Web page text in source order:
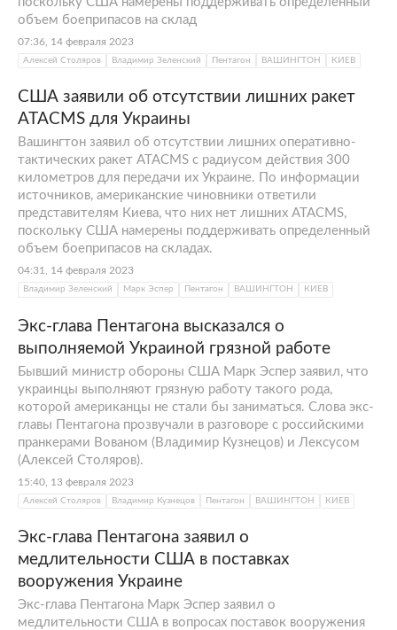
объем боеприпасов на склад
07:36, 14 февраля 2023
Алексей Столяров Владимир Зеленский Пентагон ВАШИНГТОН КИЕВ
США заявили об отсутствии лишних ракет
ATACMS для Украины
Вашингтон заявил об отсутствии лишних оперативно-
тактических ракет ATACMS c радиусом действия 300
километров для передачи их Украине. По информации
источников, американские чиновники ответили
представителям Киева, что них нет лишних ATACMS,
поскольку США намерены поддерживать определенный
объем боеприпасов на складах.
04:31, 14 февраля 2023
Владимир Зеленский Марк Эспер Пентагон ВАШИНГТОН КИЕВ
Экс-глава Пентагона высказался о
выполняемой Украиной грязной работе
Бывший министр обороны США Марк Эспер заявил, что
украинцы выполняют грязную работу такого рода,
которой американцы не стали бы заниматься. Слова экс-
главы Пентагона прозвучали в разговоре с российскими
пранкерами Вованом (Владимир Кузнецов) и Лексусом
(Алексей Столяров).
15:40, 13 февраля 2023
Алексей Столяров Владимир Кузнецов Пентагон ВАШИНГТОН КИЕВ
Экс-глава Пентагона заявил о
медлительности США в поставках
вооружения Украине
Экс-глава Пентагона Марк Эспер заявил о
медлительности США в вопросах поставок вооружения